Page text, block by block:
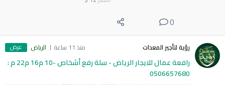
0
رؤية لتأجير المعدات منذ 11 ساعة الرياض عرض
رافعة عمال للايجار الرياض - سلة رفع أشخاص -10 م16 م22 م :
0506657680